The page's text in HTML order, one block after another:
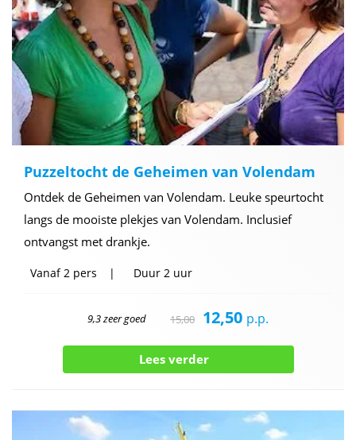
Puzzeltocht de Geheimen van Volendam
Ontdek de Geheimen van Volendam. Leuke speurtocht
langs de mooiste plekjes van Volendam. Inclusief
ontvangst met drankje.
Vanaf2 pers Duur 2 uur
9,3 zeer goed 15,00 12,50 p.p.
Lees verder